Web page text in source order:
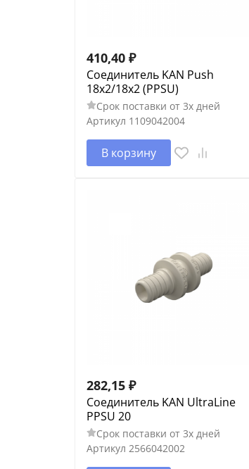
410,40 ₽
Соединитель KAN Push
18х2/18х2 (PPSU)
Срок поставки от 3х дней
Артикул 1109042004
В корзину
282,15 ₽
Соединитель KAN UltraLine
PPSU 20
Срок поставки от 3х дней
Артикул 2566042002